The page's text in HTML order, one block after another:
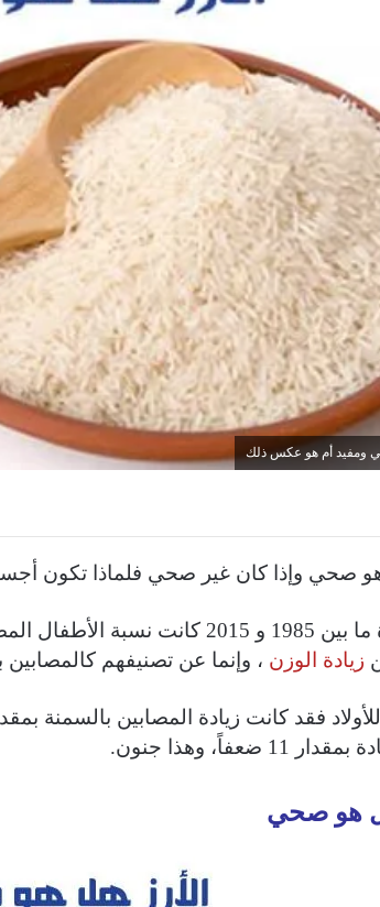
ومفيد أم هو عكس ذلك
صحي وإذا كان غير صحي فلماذا تكون
ففي فترة ما بين 1985 و 2015 كانت
زيادة الوزن ، وإنما عن تصنيفهم كالمصابين
ضعفاً، وهذا جنون.
هو صحي